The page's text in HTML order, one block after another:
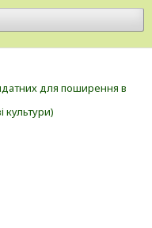
для поширення в
культури)